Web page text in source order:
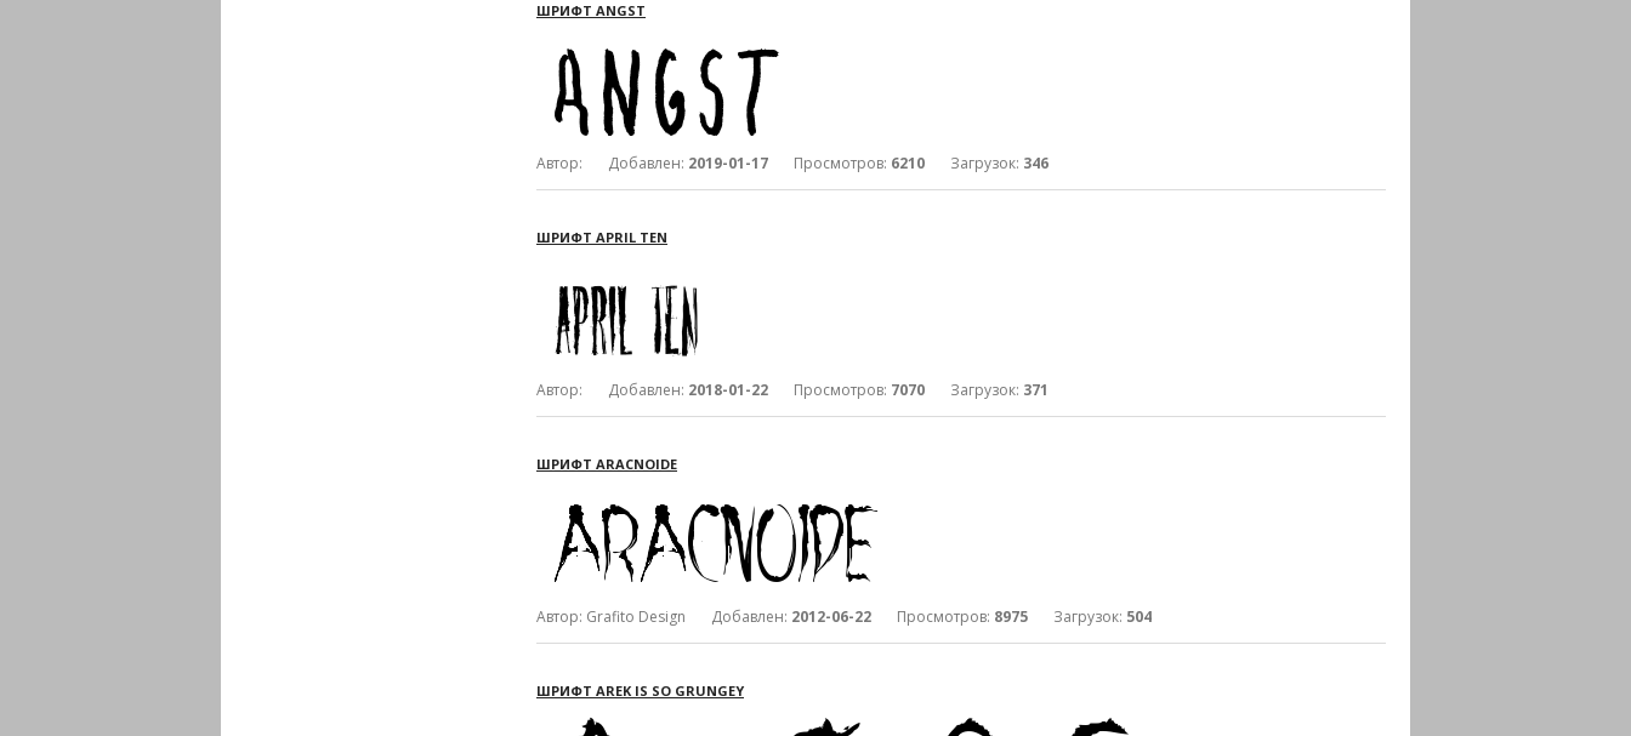
ШРИФТ ANGST
Автор: Добавлен: 2019-01-17 Просмотров: 6210 Загрузок: 346
ШРИФТ APRIL TEN
Автор: Добавлен: 2018-01-22 Просмотров: 7070 Загрузок: 371
ШРИФТ ARACNOIDE
Автор: Grafito Design Добавлен: 2012-06-22 Просмотров: 8975 Загрузок: 504
ШРИФТ AREK IS SO GRUNGEY